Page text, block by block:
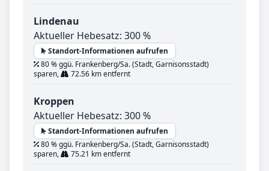
Lindenau
Aktueller Hebesatz: 300 %
Standort-Informationen aufrufen
80 % ggü. Frankenberg/Sa. (Stadt, Garnisonsstadt)
sparen,
72.56 km entfernt
Kroppen
Aktueller Hebesatz: 300 %
Standort-Informationen aufrufen
80 % ggü. Frankenberg/Sa. (Stadt, Garnisonsstadt)
sparen,
75.21 km entfernt